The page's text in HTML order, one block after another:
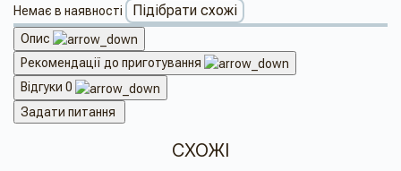
Немає в наявності Підібрати схожі
Опис
Рекомендації до приготування
Відгуки 0
Задати питання
СХОЖІ